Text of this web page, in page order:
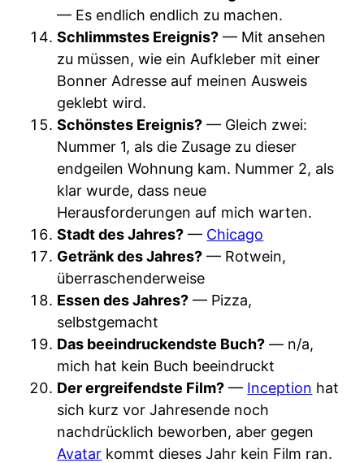
— Es endlich endlich zu machen.
Schlimmstes Ereignis? — Mit ansehen
zu müssen, wie ein Aufkleber mit einer
Bonner Adresse auf meinen Ausweis
geklebt wird.
Schönstes Ereignis? — Gleich zwei:
Nummer 1, als die Zusage zu dieser
endgeilen Wohnung kam. Nummer 2, als
klar wurde, dass neue
Herausforderungen auf mich warten.
Stadt des Jahres? — Chicago
Getränk des Jahres? — Rotwein,
überraschenderweise
Essen des Jahres? — Pizza,
selbstgemacht
Das beeindruckendste Buch? — n/a,
mich hat kein Buch beeindruckt
Der ergreifendste Film? — Inception hat
sich kurz vor Jahresende noch
nachdrücklich beworben, aber gegen
Avatar kommt dieses Jahr kein Film ran.